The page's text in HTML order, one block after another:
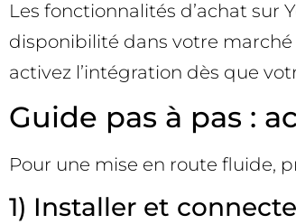
Les fonctionnalités d’achat sur
disponibilité dans votre marché
activez l’intégration dès que
Guide pas à pas :
Pour une mise en route fluide,
1) Installer et